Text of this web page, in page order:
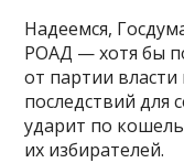
Надеемся,
РОАД — хотя бы
от партии власти
последствий для
ударит по
их избирателей.